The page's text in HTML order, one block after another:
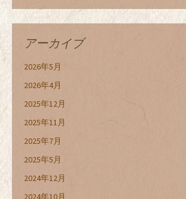
アーカイブ
2026年5月
2026年4月
2025年12月
2025年11月
2025年7月
2025年5月
2024年12月
2024年10月